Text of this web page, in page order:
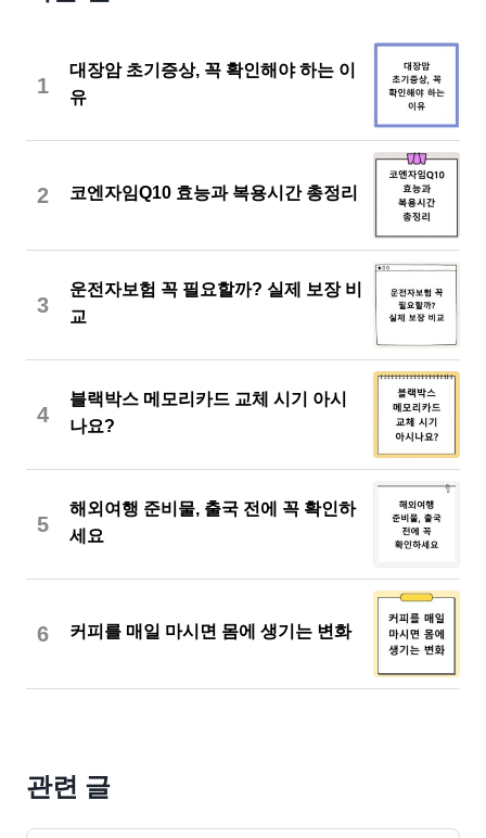
1
대장암 초기증상, 꼭 확인해야 하는 이
유
2 코엔자임Q10 효능과 복용시간 총정리
3
운전자보험 꼭 필요할까? 실제 보장 비
교
4
블랙박스 메모리카드 교체 시기 아시
나요?
5
해외여행 준비물, 출국 전에 꼭 확인하
세요
6 커피를 매일 마시면 몸에 생기는 변화
관련 글